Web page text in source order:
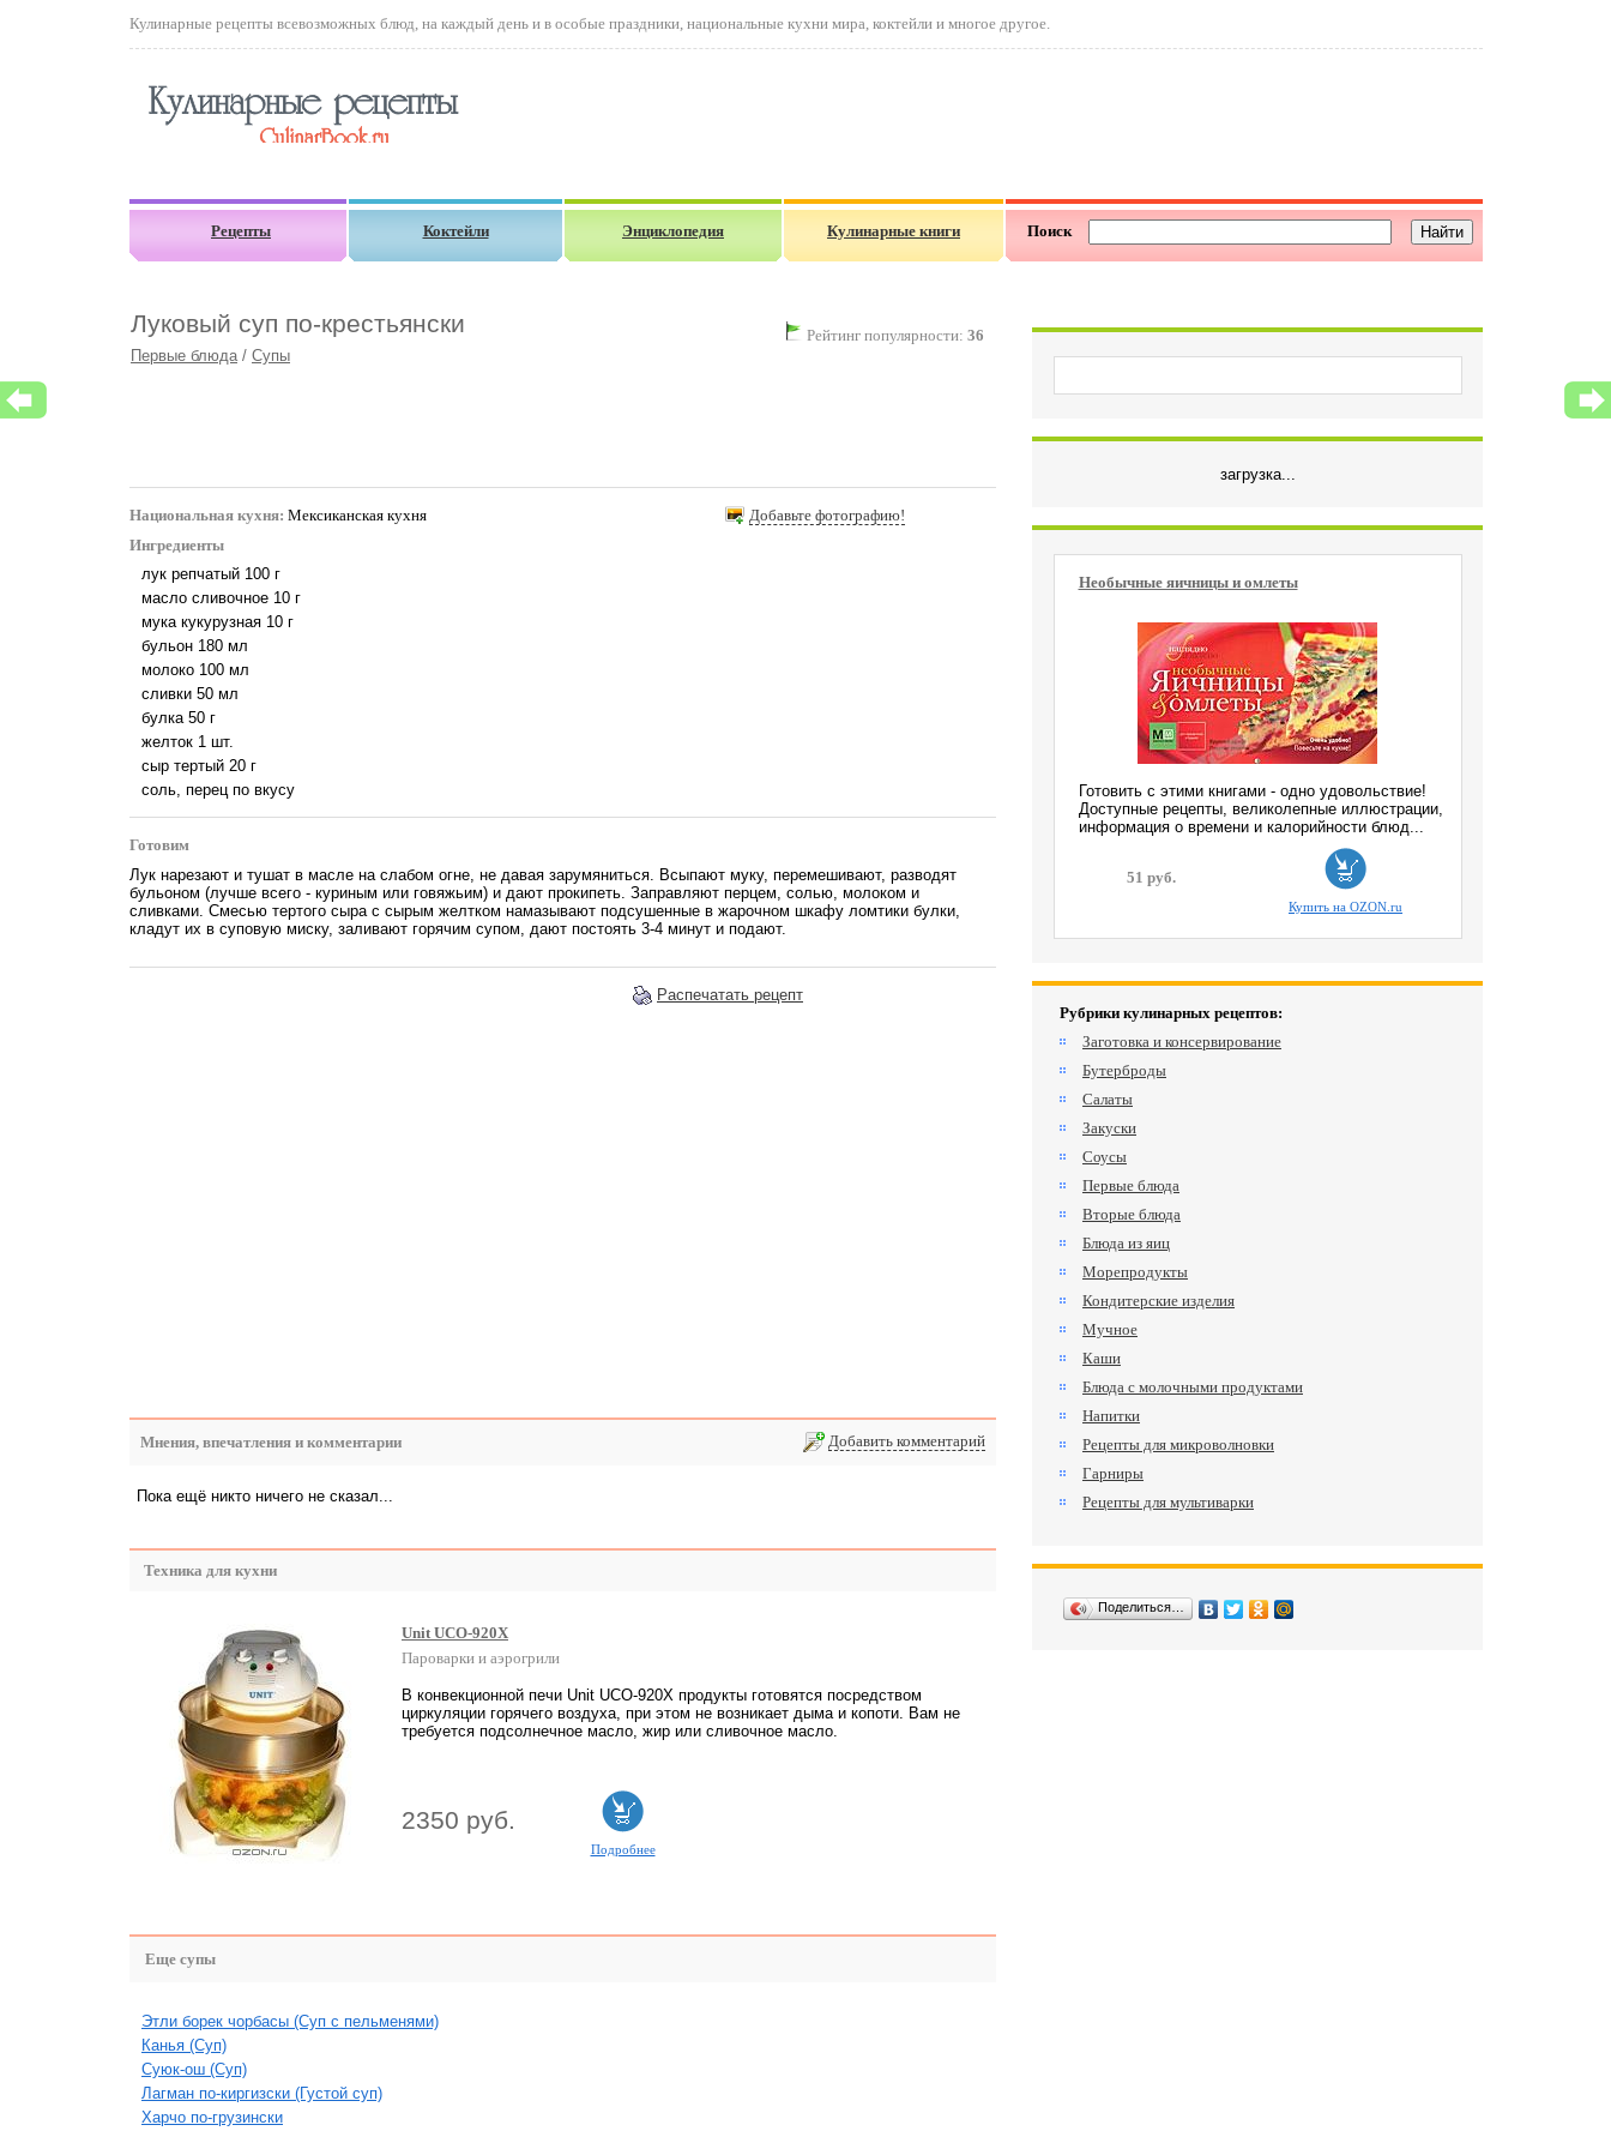
Кулинарные рецепты всевозможных блюд, на каждый день и в особые праздники, национальные кухни мира, коктейли и многое другое.
Рецепты Коктейли Энциклопедия Кулинарные книги Поиск
Луковый суп по-крестьянски
Первые блюда/ Супы
Рейтинг популярности: 36
Национальная кухня: Мексиканская кухня
Ингредиенты
лук репчатый 100 г
масло сливочное 10 г
мука кукурузная 10 г
бульон 180 мл
молоко 100 мл
сливки 50 мл
булка 50 г
желток 1 шт.
сыр тертый 20 г
соль, перец по вкусу
Добавьте фотографию!
Готовим
Лук нарезают и тушат в масле на слабом огне, не давая зарумяниться. Всыпают муку, перемешивают, разводят
бульоном (лучше всего - куриным или говяжьим) и дают прокипеть. Заправляют перцем, солью, молоком и
сливками. Смесью тертого сыра с сырым желтком намазывают подсушенные в жарочном шкафу ломтики булки,
кладут их в суповую миску, заливают горячим супом, дают постоять 3-4 минут и подают.
Распечатать рецепт
Мнения, впечатления и комментарии Добавить комментарий
Пока ещё никто ничего не сказал...
Техника для кухни
Unit UCO-920X
Пароварки и аэрогрили
В конвекционной печи Unit UCO-920X продукты готовятся посредством
циркуляции горячего воздуха, при этом не возникает дыма и копоти. Вам не
требуется подсолнечное масло, жир или сливочное масло.
2350 руб.
Подробнее
Еще супы
Этли борек чорбасы (Суп с пельменями)
Канья (Суп)
Суюк-ош (Суп)
Лагман по-киргизски (Густой суп)
Харчо по-грузински
загрузка...
Необычные яичницы и омлеты
Готовить с этими книгами - одно удовольствие!
Доступные рецепты, великолепные иллюстрации,
информация о времени и калорийности блюд...
51 руб.
Купить на OZON.ru
Рубрики кулинарных рецептов:
Заготовка и консервирование
Бутерброды
Салаты
Закуски
Соусы
Первые блюда
Вторые блюда
Блюда из яиц
Морепродукты
Кондитерские изделия
Мучное
Каши
Блюда с молочными продуктами
Напитки
Рецепты для микроволновки
Гарниры
Рецепты для мультиварки
Поделиться…